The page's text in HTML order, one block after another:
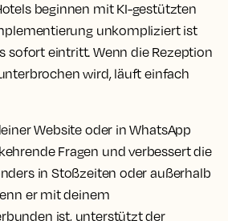
beginnen mit KI-gestützten
unkompliziert ist
sofort eintritt. Wenn die Rezeption
wird, läuft einfach
Website oder in WhatsApp
Fragen und verbessert die
in Stoßzeiten oder außerhalb
er mit deinem
ist, unterstützt der